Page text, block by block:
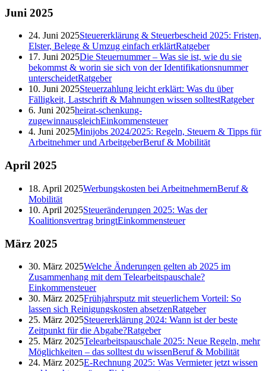
Juni 2025
24. Juni 2025Steuererklärung & Steuerbescheid 2025: Fristen,
Elster, Belege & Umzug einfach erklärtRatgeber
17. Juni 2025Die Steuernummer – Was sie ist, wie du sie
bekommst & worin sie sich von der Identifikationsnummer
unterscheidetRatgeber
10. Juni 2025Steuerzahlung leicht erklärt: Was du über
Fälligkeit, Lastschrift & Mahnungen wissen solltestRatgeber
6. Juni 2025heirat-schenkung-
zugewinnausgleichEinkommensteuer
4. Juni 2025Minijobs 2024/2025: Regeln, Steuern & Tipps für
Arbeitnehmer und ArbeitgeberBeruf & Mobilität
April 2025
18. April 2025Werbungskosten bei ArbeitnehmernBeruf &
Mobilität
10. April 2025Steueränderungen 2025: Was der
Koalitionsvertrag bringtEinkommensteuer
März 2025
30. März 2025Welche Änderungen gelten ab 2025 im
Zusammenhang mit dem Telearbeitspauschale?
Einkommensteuer
30. März 2025Frühjahrsputz mit steuerlichem Vorteil: So
lassen sich Reinigungskosten absetzenRatgeber
25. März 2025Steuererklärung 2024: Wann ist der beste
Zeitpunkt für die Abgabe?Ratgeber
25. März 2025Telearbeitspauschale 2025: Neue Regeln, mehr
Möglichkeiten – das solltest du wissenBeruf & Mobilität
24. März 2025E-Rechnung 2025: Was Vermieter jetzt wissen